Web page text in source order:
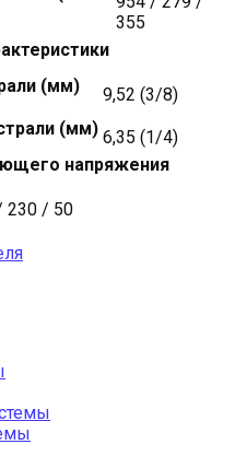
355
(мм)
9,52 (3/8)
(мм) 6,35 (1/4)
напряжения
230 / 50